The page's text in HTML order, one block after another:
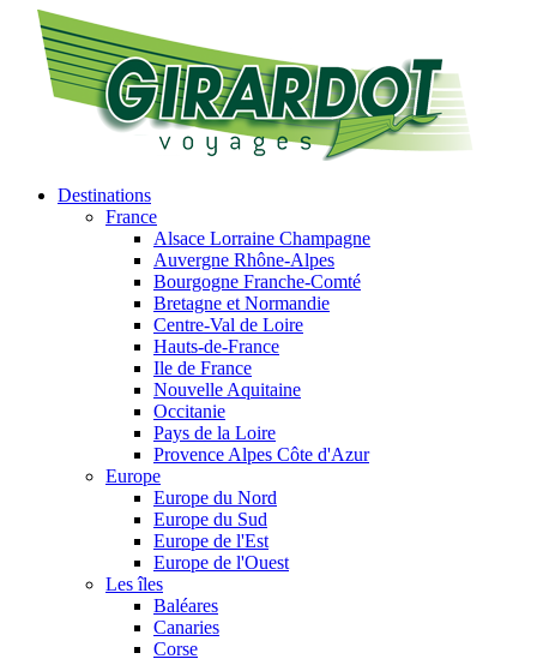
Destinations
France
Alsace Lorraine Champagne
Auvergne Rhône-Alpes
Bourgogne Franche-Comté
Bretagne et Normandie
Centre-Val de Loire
Hauts-de-France
Ile de France
Nouvelle Aquitaine
Occitanie
Pays de la Loire
Provence Alpes Côte d'Azur
Europe
Europe du Nord
Europe du Sud
Europe de l'Est
Europe de l'Ouest
Les îles
Baléares
Canaries
Corse